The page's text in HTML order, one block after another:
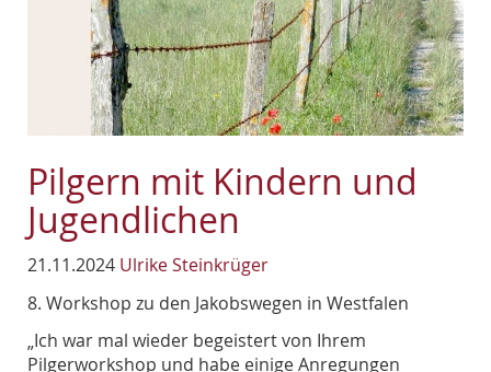
Pilgern mit Kindern und
Jugendlichen
21.11.2024 Ulrike Steinkrüger
8. Workshop zu den Jakobswegen in Westfalen
„Ich war mal wieder begeistert von Ihrem
Pilgerworkshop und habe einige Anregungen